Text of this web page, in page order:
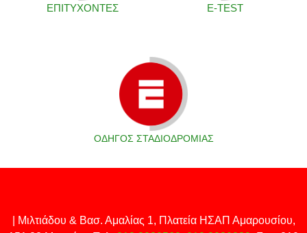
ΕΠΙΤΥΧΟΝΤΕΣ Ε-TEST
ΟΔΗΓΟΣ ΣΤΑΔΙΟΔΡΟΜΙΑΣ
| Μιλτιάδου & Βασ. Αμαλίας 1, Πλατεία ΗΣΑΠ Αμαρουσίου,